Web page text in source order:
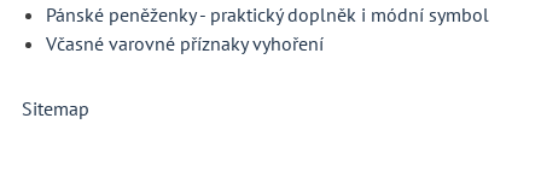
Pánské peněženky - praktický doplněk i módní symbol
Včasné varovné příznaky vyhoření
Sitemap